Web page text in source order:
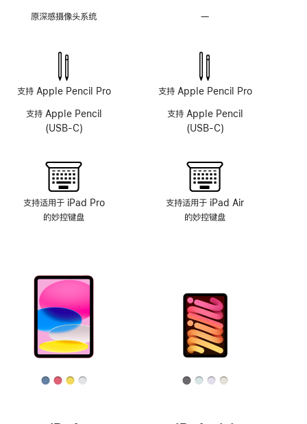
原深感摄像头系统
支持 Apple Pencil Pro
支持 Apple Pencil
(USB-C)
支持适用于 iPad Pro
的妙控键盘
—
像
系
统
支持 Apple Pencil Pro
支持 Apple Pencil
(USB-C)
支持适用于 iPad Air
的妙控键盘